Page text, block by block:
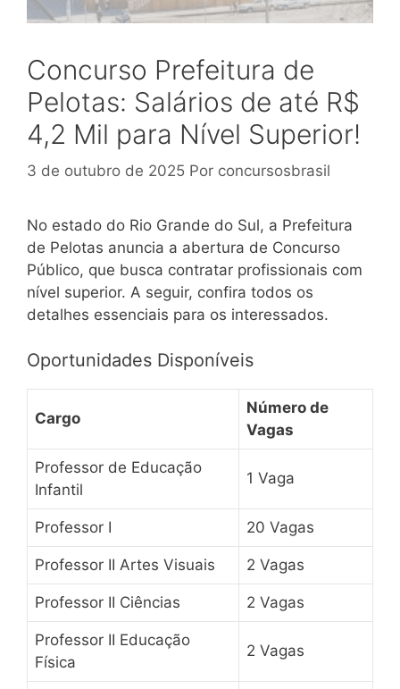
Concurso Prefeitura de
Pelotas: Salários de até R$
4,2 Mil para Nível Superior!
3 de outubro de 2025 Por concursosbrasil
No estado do Rio Grande do Sul, a Prefeitura
de Pelotas anuncia a abertura de Concurso
Público, que busca contratar profissionais com
nível superior. A seguir, confira todos os
detalhes essenciais para os interessados.
Oportunidades Disponíveis
Cargo
Número de
Vagas
Professor de Educação
Infantil
1 Vaga
Professor I 20 Vagas
Professor II Artes Visuais 2 Vagas
Professor II Ciências 2 Vagas
Professor II Educação
Física
2 Vagas